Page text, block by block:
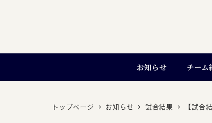
お知らせ チーム
トップページ お知らせ 試合結果 【試合